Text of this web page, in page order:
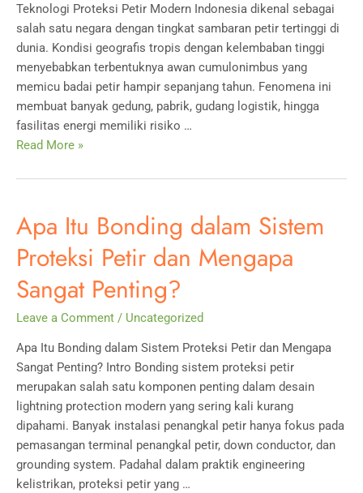
780)
Teknologi Proteksi Petir Modern Indonesia dikenal sebagai
salah satu negara dengan tingkat sambaran petir tertinggi di
dunia. Kondisi geografis tropis dengan kelembaban tinggi
menyebabkan terbentuknya awan cumulonimbus yang
memicu badai petir hampir sepanjang tahun. Fenomena ini
membuat banyak gedung, pabrik, gudang logistik, hingga
fasilitas energi memiliki risiko …
Cara
Penangkal
Early
Streamer
Emission
(ESE):
Teknologi
Proteksi
Modern
Read More »
Apa Itu Bonding dalam Sistem
Proteksi Petir dan Mengapa
Sangat Penting?
Leave a Comment / Uncategorized
Apa Itu Bonding dalam Sistem Proteksi Petir dan Mengapa
Sangat Penting? Intro Bonding sistem proteksi petir
merupakan salah satu komponen penting dalam desain
lightning protection modern yang sering kali kurang
dipahami. Banyak instalasi penangkal petir hanya fokus pada
pemasangan terminal penangkal petir, down conductor, dan
grounding system. Padahal dalam praktik engineering
kelistrikan, proteksi petir yang …